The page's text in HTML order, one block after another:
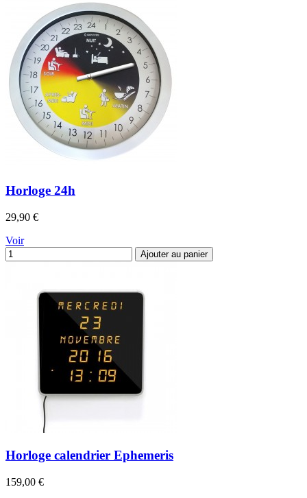
Horloge 24h
29,90 €Prix
Voir
Ajouter au panier
Horloge calendrier Ephemeris
159,00 €Prix